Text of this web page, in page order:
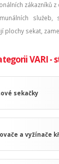
zákazníků
plochy sekat,
VARI -
sekačky
a vyžínače